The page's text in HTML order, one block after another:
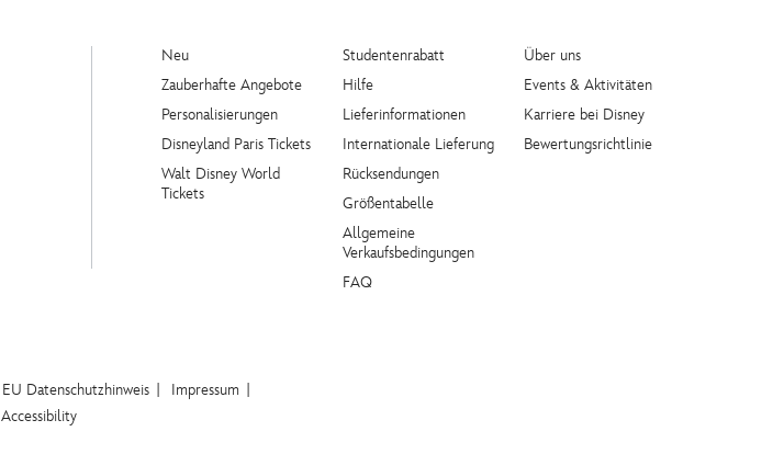
Neu
Zauberhafte Angebote
Personalisierungen
Disneyland Paris Tickets
Walt Disney World
Tickets
Studentenrabatt
Hilfe
Lieferinformationen
Internationale Lieferung
Rücksendungen
Größentabelle
Allgemeine
Verkaufsbedingungen
FAQ
Über uns
Events & Aktivitäten
Karriere bei Disney
Bewertungsrichtlinie
EU Datenschutzhinweis
Impressum
Accessibility